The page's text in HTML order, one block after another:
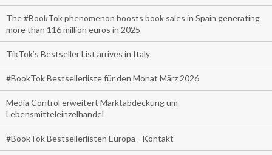
The #BookTok phenomenon boosts book sales in Spain generating
more than 116 million euros in 2025
TikTok’s Bestseller List arrives in Italy
#BookTok Bestsellerliste für den Monat März 2026
Media Control erweitert Marktabdeckung um
Lebensmitteleinzelhandel
#BookTok Bestsellerlisten Europa - Kontakt